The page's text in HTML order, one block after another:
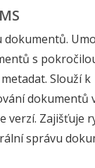
dokumentů.
s
Slouží k
dokumentů
verzí. Zajišťuje
správu